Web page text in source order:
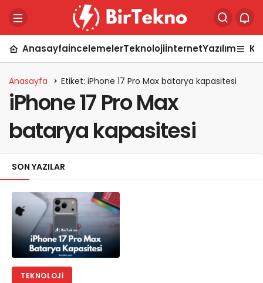
AnasayfaİncelemelerTeknolojiİnternetYazılım
Anasayfa Etiket: iPhone 17 Pro Max batarya kapasitesi
iPhone 17 Pro Max
batarya kapasitesi
SON YAZILAR
TEKNOLOJI